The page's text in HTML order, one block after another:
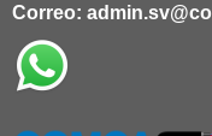
Correo: